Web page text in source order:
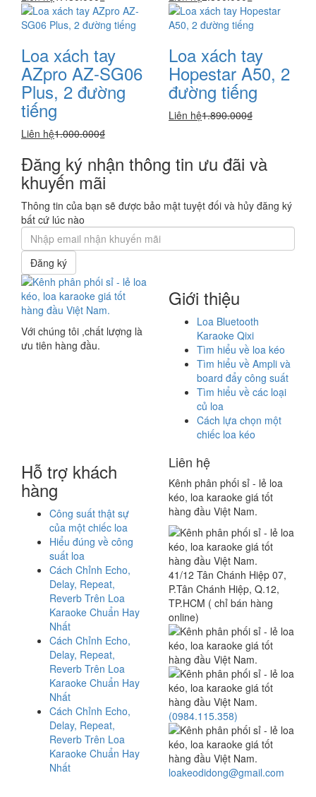
Loa xách tay
AZpro AZ-SG06
Plus, 2 đường
tiếng
Liên hệ1.000.000₫
Loa xách tay
Hopestar A50, 2
đường tiếng
Liên hệ1.890.000₫
Đăng ký nhận thông tin ưu đãi và
khuyến mãi
Thông tin của bạn sẽ được bảo mật tuyệt đối và hủy đăng ký
bất cứ lúc nào
Đăng ký
Với chúng tôi ,chất lượng là
ưu tiên hàng đầu.
Giới thiệu
Loa Bluetooth
Karaoke Qixi
Tìm hiểu về loa kéo
Tìm hiểu về Ampli và
board đẩy công suất
Tìm hiểu về các loại
củ loa
Cách lựa chọn một
chiếc loa kéo
Hỗ trợ khách
hàng
Công suất thật sự
của một chiếc loa
Hiểu đúng về công
suất loa
Cách Chỉnh Echo,
Delay, Repeat,
Reverb Trên Loa
Karaoke Chuẩn Hay
Nhất
Cách Chỉnh Echo,
Delay, Repeat,
Reverb Trên Loa
Karaoke Chuẩn Hay
Nhất
Cách Chỉnh Echo,
Delay, Repeat,
Reverb Trên Loa
Karaoke Chuẩn Hay
Nhất
Liên hệ
Kênh phân phối sỉ - lẻ loa
kéo, loa karaoke giá tốt
hàng đầu Việt Nam.
41/12 Tân Chánh Hiệp 07,
P.Tân Chánh Hiệp, Q.12,
TP.HCM ( chỉ bán hàng
online)
(0984.115.358)
loakeodidong@gmail.com